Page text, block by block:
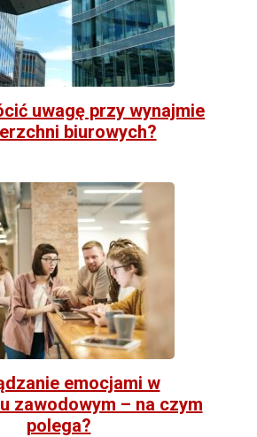
uwagę przy wynajmie
biurowych?
emocjami w
zawodowym – na czym
polega?